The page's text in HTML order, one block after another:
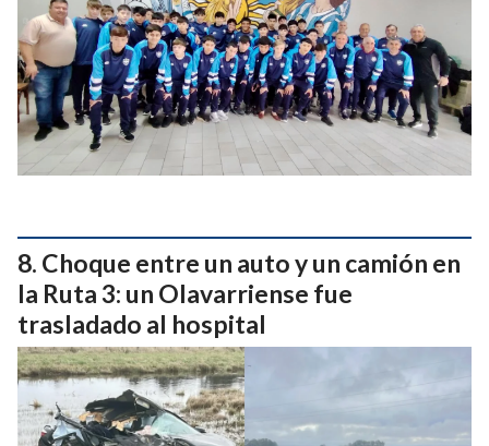
Choque entre un auto y un camión en
la Ruta 3: un Olavarriense fue
trasladado al hospital